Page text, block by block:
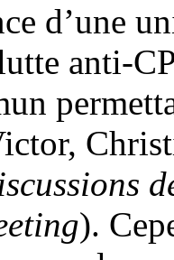
d’une
anti-
).